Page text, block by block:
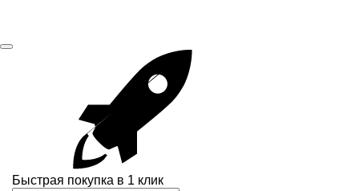
Быстрая покупка в 1 клик